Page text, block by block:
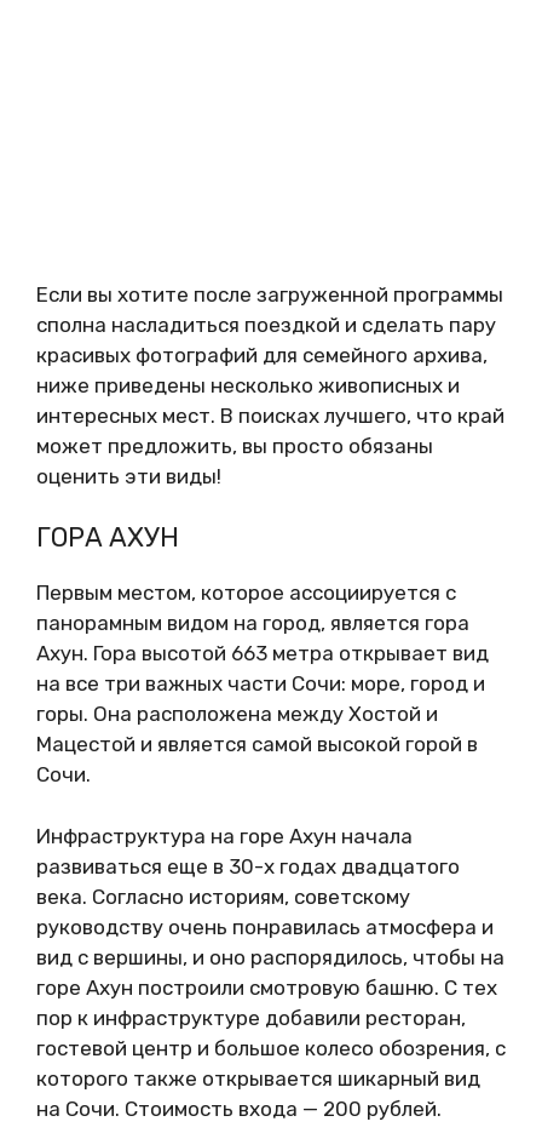
Если вы хотите после загруженной программы
сполна насладиться поездкой и сделать пару
красивых фотографий для семейного архива,
ниже приведены несколько живописных и
интересных мест. В поисках лучшего, что край
может предложить, вы просто обязаны
оценить эти виды!
ГОРА АХУН
Первым местом, которое ассоциируется с
панорамным видом на город, является гора
Ахун. Гора высотой 663 метра открывает вид
на все три важных части Сочи: море, город и
горы. Она расположена между Хостой и
Мацестой и является самой высокой горой в
Сочи.
Инфраструктура на горе Ахун начала
развиваться еще в 30-х годах двадцатого
века. Согласно историям, советскому
руководству очень понравилась атмосфера и
вид с вершины, и оно распорядилось, чтобы на
горе Ахун построили смотровую башню. С тех
пор к инфраструктуре добавили ресторан,
гостевой центр и большое колесо обозрения, с
которого также открывается шикарный вид
на Сочи. Стоимость входа — 200 рублей.